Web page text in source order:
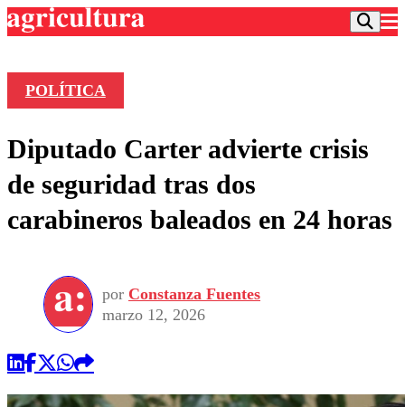
Frecuencias
Agricultura TV
Deportes
Colo Colo
Seleccion Chilena
Torneo Internacional
Universidad de Chile
Entretención
Economía
Internacional
Sustentabilidad
Publicaciones en medios
Opinión
POLÍTICA
Diputado Carter advierte crisis
de seguridad tras dos
carabineros baleados en 24 horas
por Constanza Fuentes
marzo 12, 2026